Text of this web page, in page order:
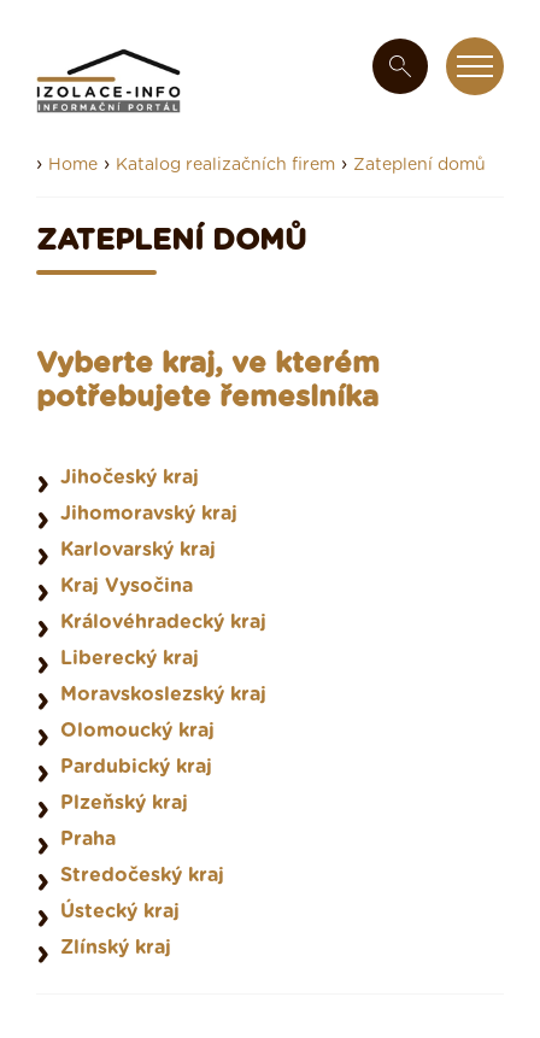
› Home › Katalog realizačních firem › Zateplení domů
ZATEPLENÍ DOMŮ
Vyberte kraj, ve kterém
potřebujete řemeslníka
Jihočeský kraj
Jihomoravský kraj
Karlovarský kraj
Kraj Vysočina
Královéhradecký kraj
Liberecký kraj
Moravskoslezský kraj
Olomoucký kraj
Pardubický kraj
Plzeňský kraj
Praha
Stredočeský kraj
Ústecký kraj
Zlínský kraj